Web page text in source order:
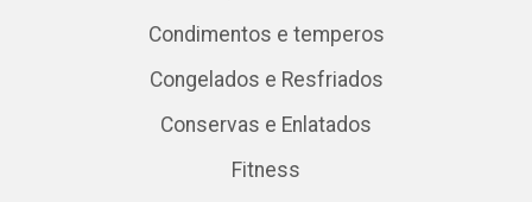
Condimentos e temperos
Congelados e Resfriados
Conservas e Enlatados
Fitness